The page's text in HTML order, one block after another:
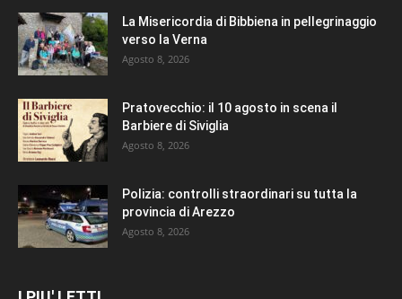
La Misericordia di Bibbiena in pellegrinaggio
verso la Verna
Agosto 8, 2026
Pratovecchio: il 10 agosto in scena il
Barbiere di Siviglia
Agosto 8, 2026
Polizia: controlli straordinari su tutta la
provincia di Arezzo
Agosto 8, 2026